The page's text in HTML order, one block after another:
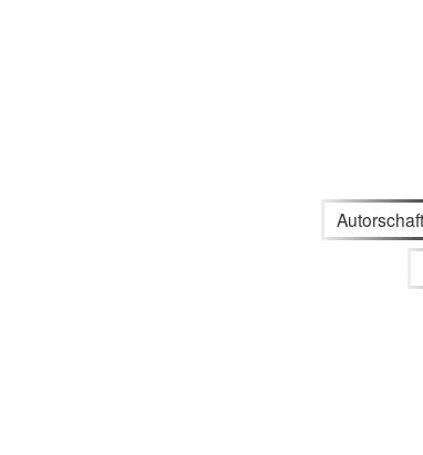
Autorschaft